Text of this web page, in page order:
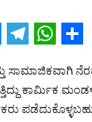
ಸಾಮಾಜಿಕವಾಗಿ
ಕಾರ್ಮಿಕ